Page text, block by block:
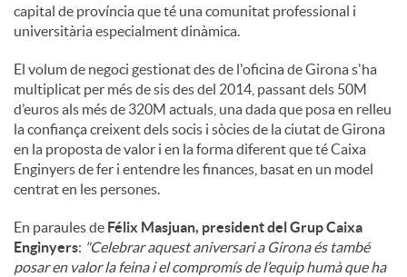
capital de província que té una comunitat professional i
universitària especialment dinàmica.
El volum de negoci gestionat des de l'oficina de Girona s'ha
multiplicat per més de sis des del 2014, passant dels 50M
d’euros als més de 320M actuals, una dada que posa en relleu
la confiança creixent dels socis i sòcies de la ciutat de Girona
en la proposta de valor i en la forma diferent que té Caixa
Enginyers de fer i entendre les finances, basat en un model
centrat en les persones.
En paraules de Félix Masjuan, president del Grup Caixa
Enginyers: "Celebrar aquest aniversari a Girona és també
posar en valor la feina i el compromís de l’equip humà que ha